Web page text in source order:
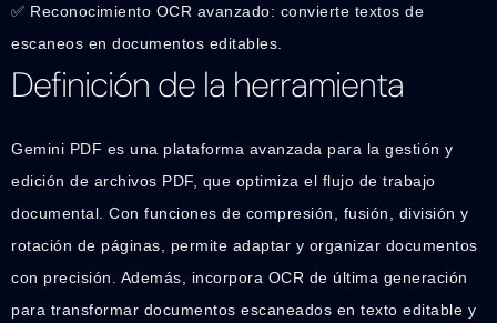
✅ Reconocimiento OCR avanzado: convierte textos de
escaneos en documentos editables.
Definición de la herramienta
Gemini PDF es una plataforma avanzada para la gestión y
edición de archivos PDF, que optimiza el flujo de trabajo
documental. Con funciones de compresión, fusión, división y
rotación de páginas, permite adaptar y organizar documentos
con precisión. Además, incorpora OCR de última generación
para transformar documentos escaneados en texto editable y